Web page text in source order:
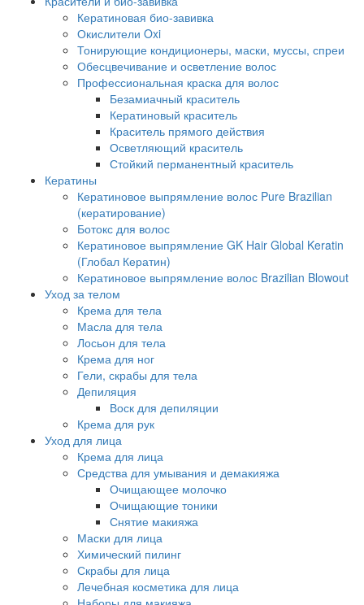
Кератиновая био-завивка
Окислители Oxi
Тонирующие кондиционеры, маски, муссы, спреи
Обесцвечивание и осветление волос
Профессиональная краска для волос
Безамиачный краситель
Кератиновый краситель
Краситель прямого действия
Осветляющий краситель
Стойкий перманентный краситель
Кератины
Кератиновое выпрямление волос Pure Brazilian
(кератирование)
Ботокс для волос
Кератиновое выпрямление GK Hair Global Keratin
(Глобал Кератин)
Кератиновое выпрямление волос Brazilian Blowout
Уход за телом
Крема для тела
Масла для тела
Лосьон для тела
Крема для ног
Гели, скрабы для тела
Депиляция
Воск для депиляции
Крема для рук
Уход для лица
Крема для лица
Средства для умывания и демакияжа
Очищающее молочко
Очищающие тоники
Снятие макияжа
Маски для лица
Химический пилинг
Скрабы для лица
Лечебная косметика для лица